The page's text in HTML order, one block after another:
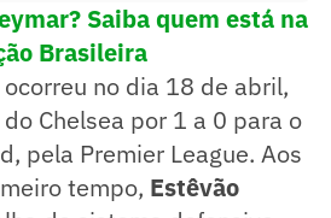
Saiba quem está na
Brasileira
no dia 18 de abril,
Chelsea por 1 a 0 para o
pela Premier League. Aos
tempo, Estêvão